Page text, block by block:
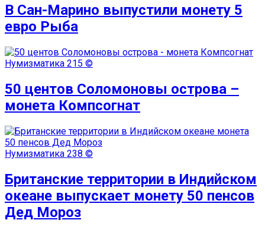
В Сан-Марино выпустили монету 5
евро Рыба
Нумизматика 215 ©
50 центов Соломоновы острова –
монета Компсогнат
Нумизматика 238 ©
Британские территории в Индийском
океане выпускает монету 50 пенсов
Дед Мороз